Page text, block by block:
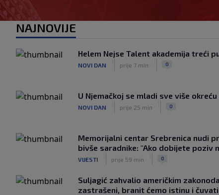
NAJNOVIJE
Helem Nejse Talent akademija treći
NOVI DAN prije 7 min 0
U Njemačkoj se mladi sve više
NOVI DAN prije 25 min 0
Memorijalni centar Srebrenica nudi
bivše saradnike: "Ako dobijete poziv
VIJESTI prije 59 min 0
Suljagić zahvalio američkim
zastrašeni, branit ćemo istinu i